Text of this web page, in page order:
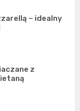
– idealny
z